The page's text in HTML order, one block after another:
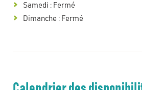
Samedi : Fermé
Dimanche : Fermé